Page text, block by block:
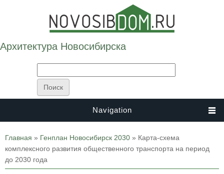
Архитектура Новосибирска
Navigation
Вы здесь
Главная » Генплан Новосибирск 2030 » Карта-схема
комплексного развития общественного транспорта на период
до 2030 года